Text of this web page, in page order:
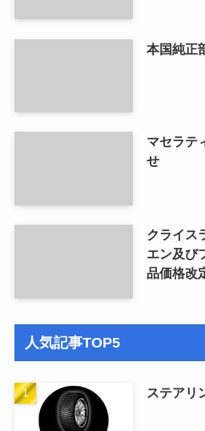
本国純正
マセラテ
せ
クライス
エン及び
品価格改
人気記事TOP5
ステアリ